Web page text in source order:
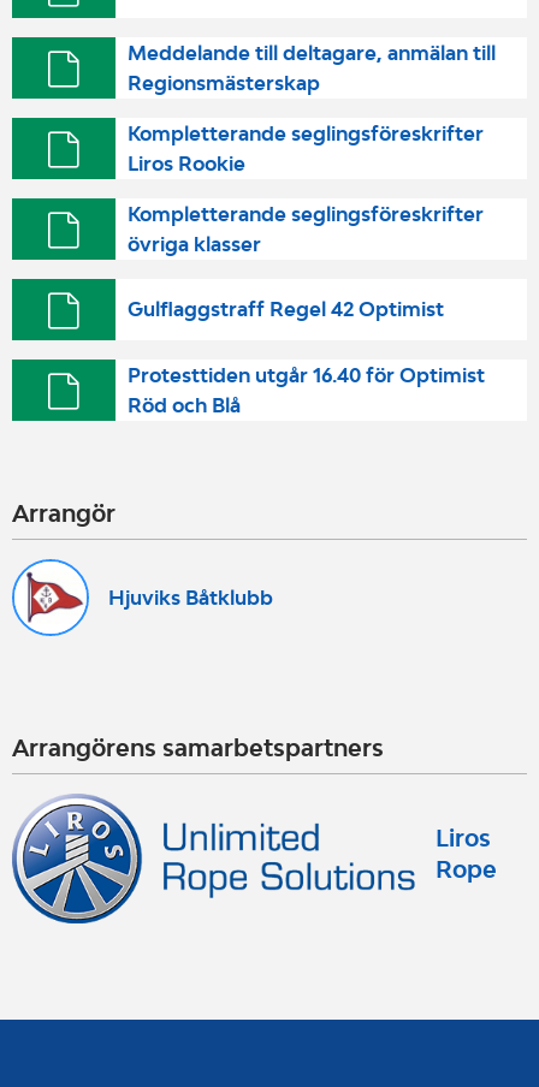
Meddelande till deltagare, anmälan till
Regionsmästerskap
Kompletterande seglingsföreskrifter
Liros Rookie
Kompletterande seglingsföreskrifter
övriga klasser
Gulflaggstraff Regel 42 Optimist
Protesttiden utgår 16.40 för Optimist
Röd och Blå
Arrangör
Hjuviks Båtklubb
Arrangörens samarbetspartners
Liros
Rope